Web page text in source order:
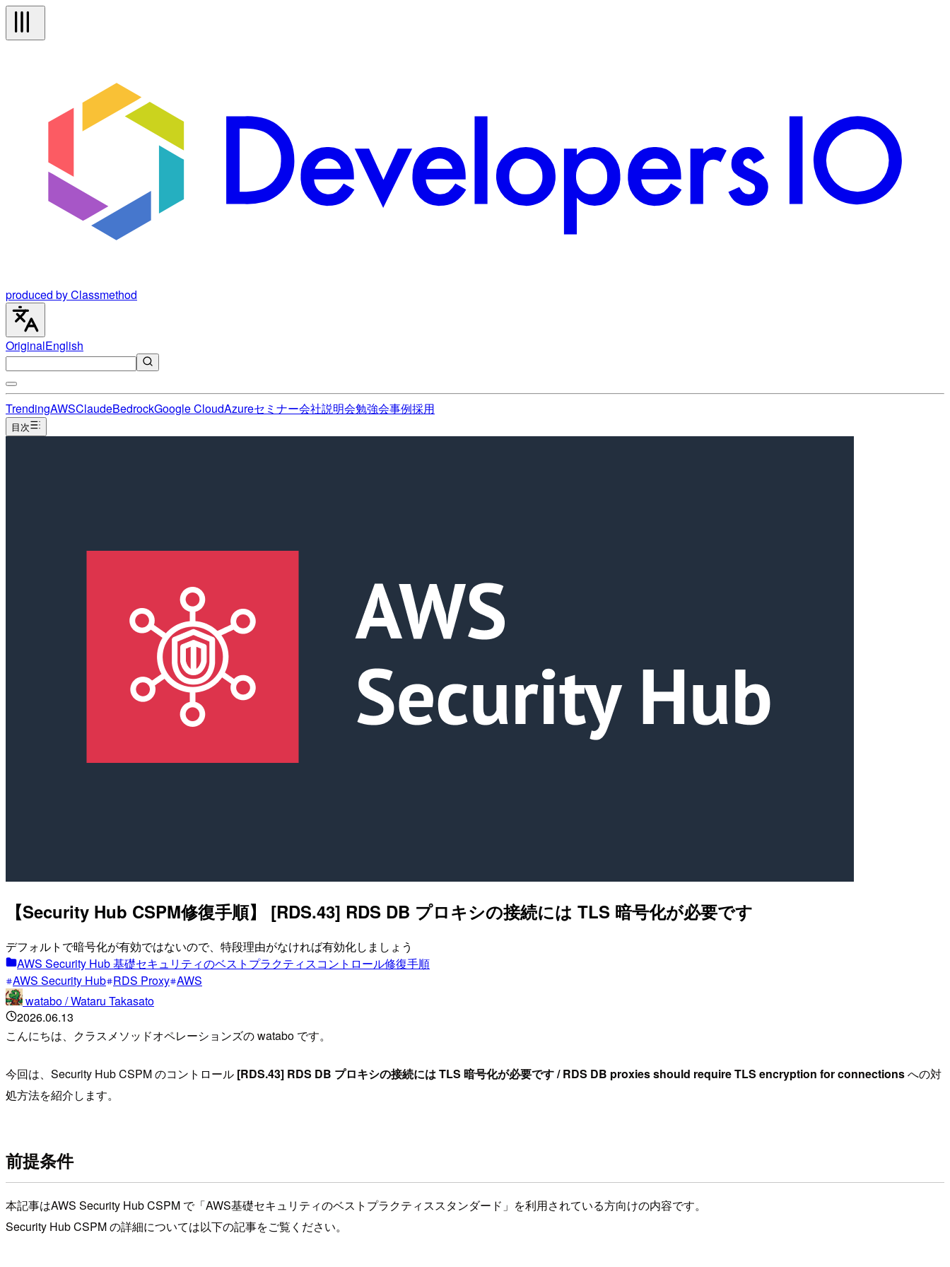
produced by Classmethod
OriginalEnglish
TrendingAWSClaudeBedrockGoogle CloudAzureセミナー会社説明会勉強会事例採用
目次
【Security Hub CSPM修復手順】 [RDS.43] RDS DB プロキシの接続には TLS 暗号化が必要です
デフォルトで暗号化が有効ではないので、特段理由がなければ有効化しましょう
AWS Security Hub 基礎セキュリティのベストプラクティスコントロール修復手順
AWS Security Hub RDS Proxy AWS
watabo / Wataru Takasato
2026.06.13
こんにちは、クラスメソッドオペレーションズの watabo です。
今回は、Security Hub CSPM のコントロール [RDS.43] RDS DB プロキシの接続には TLS 暗号化が必要です / RDS DB proxies should require TLS encryption for connectionsへの対
処方法を紹介します。
前提条件
本記事はAWS Security Hub CSPM で「AWS基礎セキュリティのベストプラクティススタンダード」を利用されている方向けの内容です。
Security Hub CSPM の詳細については以下の記事をご覧ください。